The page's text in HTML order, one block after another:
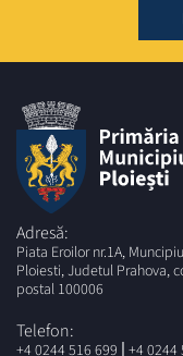
Adresă:
Piata Eroilor nr.1A,
Ploiesti, Judetul Prahova,
postal 100006
Telefon:
+4 0244 516 699 | +4 0244